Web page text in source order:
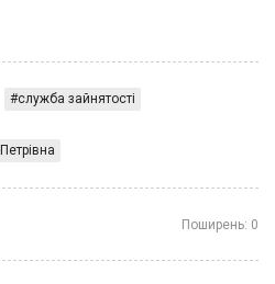
служба зайнятості
Поширень: 0